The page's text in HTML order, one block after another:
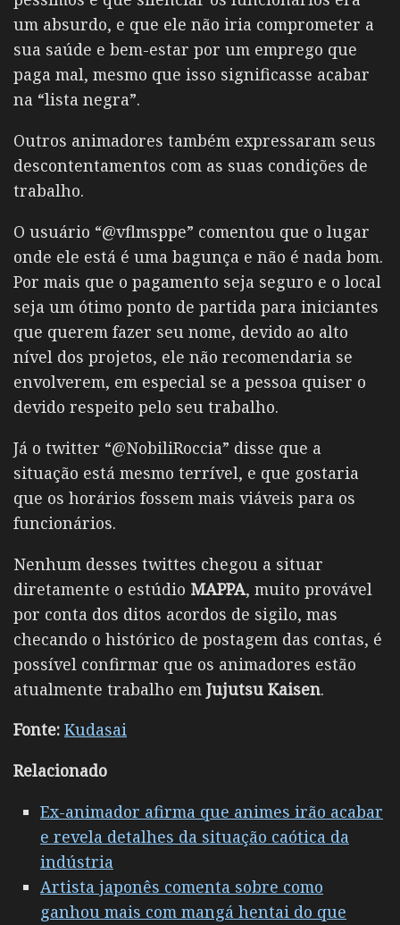
um absurdo, e que ele não iria comprometer a
sua saúde e bem-estar por um emprego que
paga mal, mesmo que isso significasse acabar
na “lista negra”.
Outros animadores também expressaram seus
descontentamentos com as suas condições de
trabalho.
O usuário “@vflmsppe” comentou que o lugar
onde ele está é uma bagunça e não é nada bom.
Por mais que o pagamento seja seguro e o local
seja um ótimo ponto de partida para iniciantes
que querem fazer seu nome, devido ao alto
nível dos projetos, ele não recomendaria se
envolverem, em especial se a pessoa quiser o
devido respeito pelo seu trabalho.
Já o twitter “@NobiliRoccia” disse que a
situação está mesmo terrível, e que gostaria
que os horários fossem mais viáveis para os
funcionários.
Nenhum desses twittes chegou a situar
diretamente o estúdio MAPPA, muito provável
por conta dos ditos acordos de sigilo, mas
checando o histórico de postagem das contas, é
possível confirmar que os animadores estão
atualmente trabalho em Jujutsu Kaisen.
Fonte: Kudasai
Relacionado
Ex-animador afirma que animes irão acabar
e revela detalhes da situação caótica da
indústria
Artista japonês comenta sobre como
ganhou mais com mangá hentai do que